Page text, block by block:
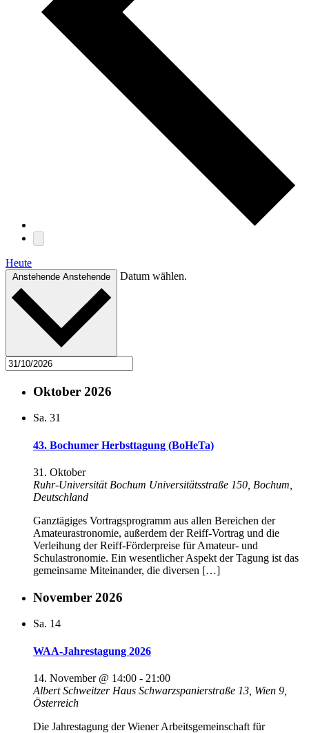
Heute
Anstehende Anstehende Datum wählen.
Oktober 2026
Sa. 31
43. Bochumer Herbsttagung (BoHeTa)
31. Oktober
Ruhr-Universität Bochum Universitätsstraße 150, Bochum,
Deutschland
Ganztägiges Vortragsprogramm aus allen Bereichen der
Amateurastronomie, außerdem der Reiff-Vortrag und die
Verleihung der Reiff-Förderpreise für Amateur- und
Schulastronomie. Ein wesentlicher Aspekt der Tagung ist das
gemeinsame Miteinander, die diversen […]
November 2026
Sa. 14
WAA-Jahrestagung 2026
14. November @ 14:00 - 21:00
Albert Schweitzer Haus Schwarzspanierstraße 13, Wien 9,
Österreich
Die Jahrestagung der Wiener Arbeitsgemeinschaft für